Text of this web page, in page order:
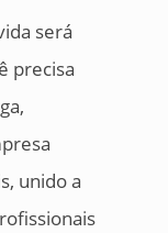
será
precisa
unido a